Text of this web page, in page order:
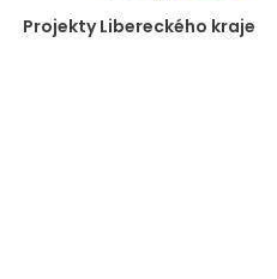
Projekty Libereckého kraje